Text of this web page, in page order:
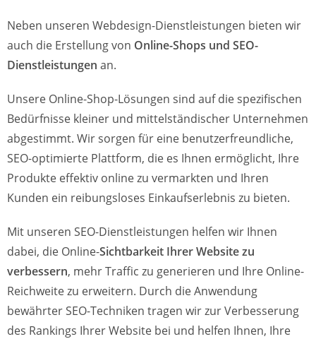
Neben unseren Webdesign-Dienstleistungen bieten wir
auch die Erstellung von Online-Shops und SEO-
Dienstleistungen an.
Unsere Online-Shop-Lösungen sind auf die spezifischen
Bedürfnisse kleiner und mittelständischer Unternehmen
abgestimmt. Wir sorgen für eine benutzerfreundliche,
SEO-optimierte Plattform, die es Ihnen ermöglicht, Ihre
Produkte effektiv online zu vermarkten und Ihren
Kunden ein reibungsloses Einkaufserlebnis zu bieten.
Mit unseren SEO-Dienstleistungen helfen wir Ihnen
dabei, die Online-Sichtbarkeit Ihrer Website zu
verbessern, mehr Traffic zu generieren und Ihre Online-
Reichweite zu erweitern. Durch die Anwendung
bewährter SEO-Techniken tragen wir zur Verbesserung
des Rankings Ihrer Website bei und helfen Ihnen, Ihre